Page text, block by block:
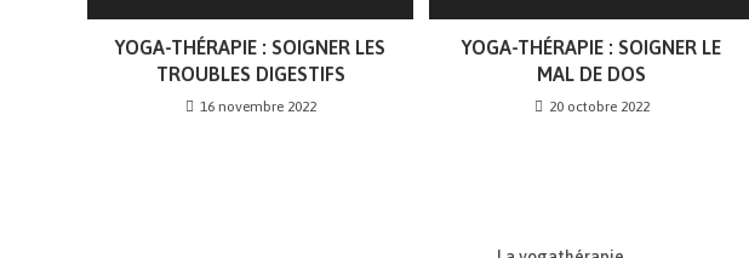
YOGA-THÉRAPIE : SOIGNER LES
TROUBLES DIGESTIFS
16 novembre 2022
YOGA-THÉRAPIE : SOIGNER LE
MAL DE DOS
20 octobre 2022